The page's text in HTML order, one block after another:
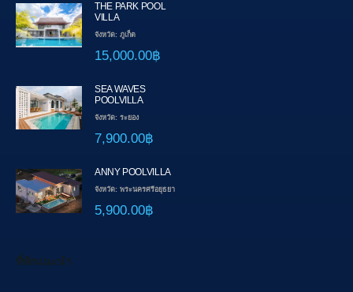
THE PARK POOL
VILLA
จังหวัด: ภูเก็ต
15,000.00฿
SEA WAVES
POOLVILLA
จังหวัด: ระยอง
7,900.00฿
ANNY POOLVILLA
จังหวัด: พระนครศรีอยุธยา
5,900.00฿
ที่พักแนะนำ